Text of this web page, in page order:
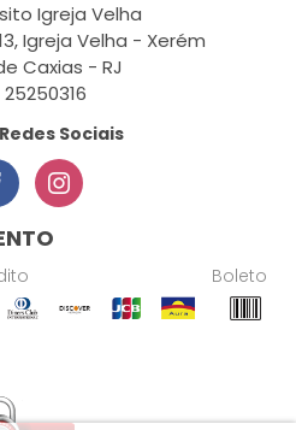
Igreja Velha
Igreja Velha - Xerém
Caxias - RJ
25250316
Sociais
Boleto